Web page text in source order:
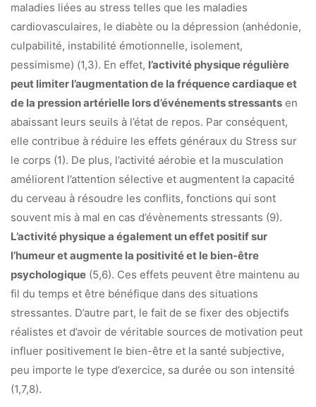
maladies liées au stress telles que les maladies
cardiovasculaires, le diabète ou la dépression (anhédonie,
culpabilité, instabilité émotionnelle, isolement,
pessimisme) (1,3). En effet, l’activité physique régulière
peut limiter l’augmentation de la fréquence cardiaque et
de la pression artérielle lors d’événements stressants en
abaissant leurs seuils à l’état de repos. Par conséquent,
elle contribue à réduire les effets généraux du Stress sur
le corps (1). De plus, l’activité aérobie et la musculation
améliorent l’attention sélective et augmentent la capacité
du cerveau à résoudre les conflits, fonctions qui sont
souvent mis à mal en cas d’évènements stressants (9).
L’activité physique a également un effet positif sur
l’humeur et augmente la positivité et le bien-être
psychologique (5,6). Ces effets peuvent être maintenu au
fil du temps et être bénéfique dans des situations
stressantes. D’autre part, le fait de se fixer des objectifs
réalistes et d’avoir de véritable sources de motivation peut
influer positivement le bien-être et la santé subjective,
peu importe le type d’exercice, sa durée ou son intensité
(1,7,8).